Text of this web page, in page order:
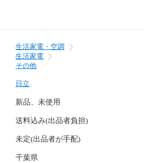
良と認められた場合＞
初期不良と判断された場合は、メルカ
ページの購入した商品」から弊社へご連
ーより 【症状】【メーカーへのご相談
付担当名】 を確認させていただきます。
生活家電・空調
生活家電
その他
日立
新品、未使用
送料込み(出品者負担)
未定(出品者が手配)
千葉県